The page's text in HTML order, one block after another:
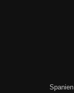
Spanien